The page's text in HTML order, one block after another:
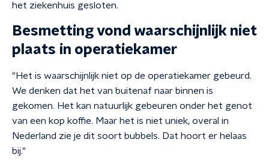
het ziekenhuis gesloten.
Besmetting vond waarschijnlijk niet
plaats in operatiekamer
"Het is waarschijnlijk niet op de operatiekamer gebeurd.
We denken dat het van buitenaf naar binnen is
gekomen. Het kan natuurlijk gebeuren onder het genot
van een kop koffie. Maar het is niet uniek, overal in
Nederland zie je dit soort bubbels. Dat hoort er helaas
bij."